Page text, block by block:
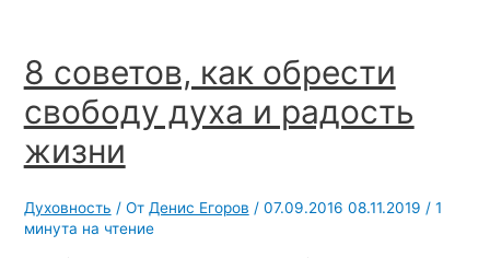
8 советов, как обрести
свободу духа и радость
жизни
Духовность / От Денис Егоров / 07.09.2016 08.11.2019 / 1
минута на чтение